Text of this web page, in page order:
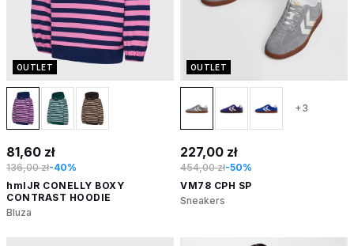
OUTLET
81,60 zł
136,00 zł-40%
hmlJR CONELLY BOXY
CONTRAST HOODIE
Bluza
OUTLET
+3
227,00 zł
454,00 zł-50%
VM78 CPH SP
Sneakers